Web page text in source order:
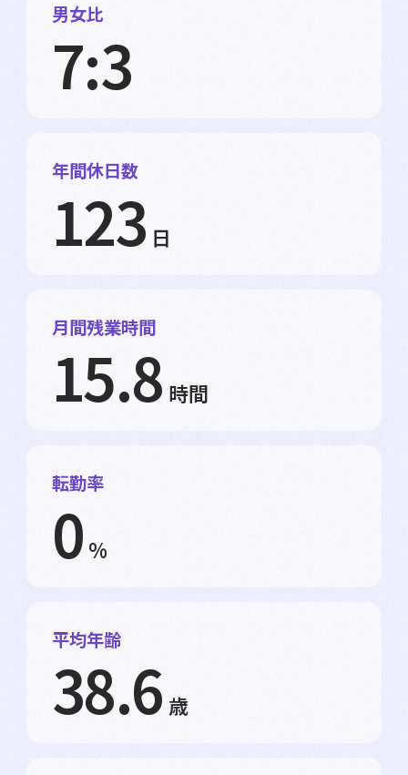
男女比
7:3
年間休日数
123 日
月間残業時間
15.8 時間
転勤率
0 %
平均年齢
38.6 歳